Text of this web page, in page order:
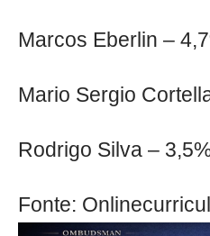
Marcos Eberlin –
Mario Sergio
Rodrigo Silva –
Fonte: